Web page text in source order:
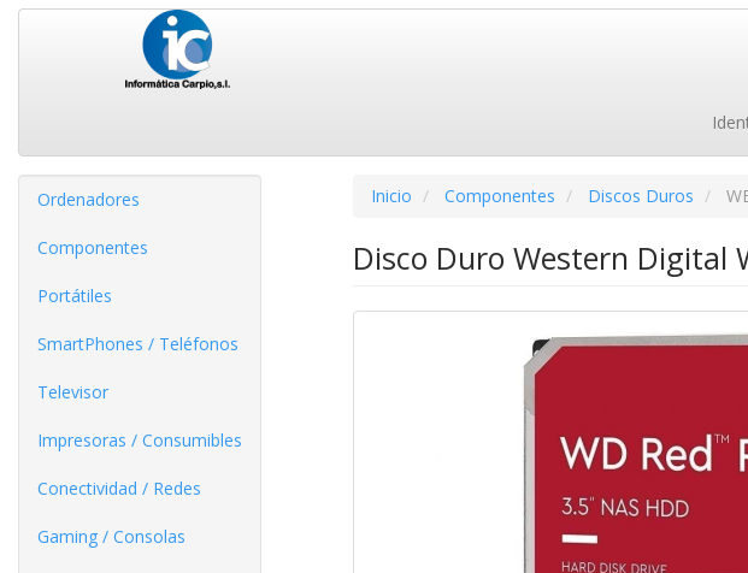
Ordenadores
Componentes
Portátiles
SmartPhones / Teléfonos
Televisor
Impresoras / Consumibles
Conectividad / Redes
Gaming / Consolas
Inicio Componentes Discos Duros
Disco Duro Western Digital